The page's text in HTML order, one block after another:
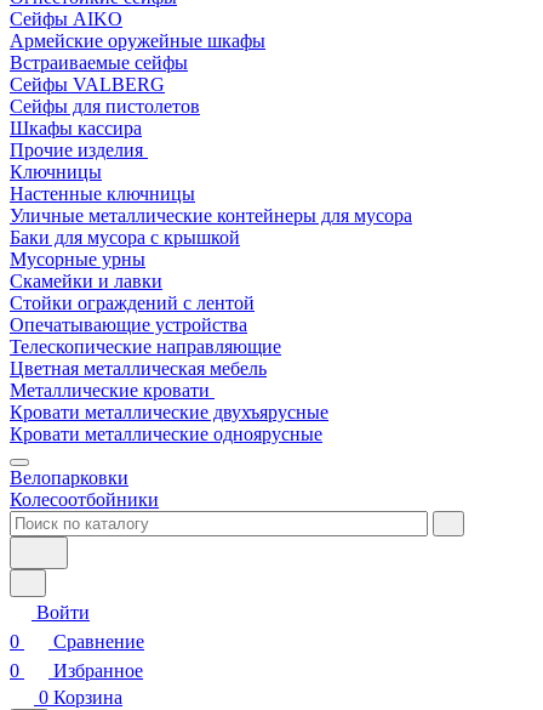
Сейфы AIKO
Армейские оружейные шкафы
Встраиваемые сейфы
Сейфы VALBERG
Сейфы для пистолетов
Шкафы кассира
Прочие изделия
Ключницы
Настенные ключницы
Уличные металлические контейнеры для мусора
Баки для мусора с крышкой
Мусорные урны
Скамейки и лавки
Стойки ограждений с лентой
Опечатывающие устройства
Телескопические направляющие
Цветная металлическая мебель
Металлические кровати
Кровати металлические двухъярусные
Кровати металлические одноярусные
Велопарковки
Колесоотбойники
Войти
0
Сравнение
0
Избранное
0 Корзина